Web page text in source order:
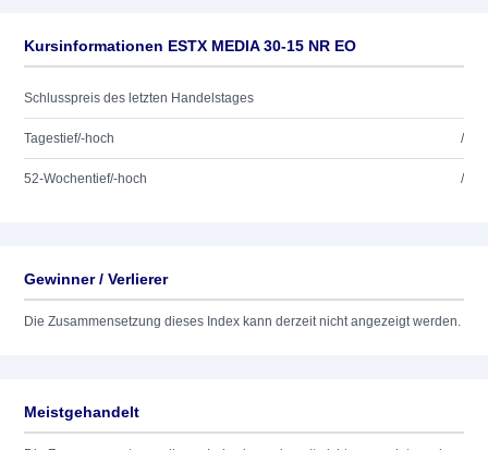
Kursinformationen ESTX MEDIA 30-15 NR EO
Schlusspreis des letzten Handelstages
Tagestief/-hoch /
52-Wochentief/-hoch /
Gewinner / Verlierer
Die Zusammensetzung dieses Index kann derzeit nicht angezeigt werden.
Meistgehandelt